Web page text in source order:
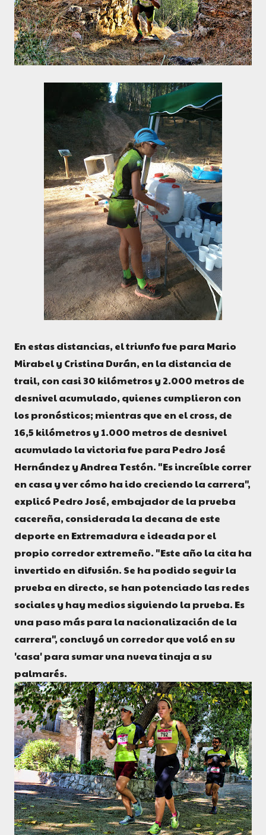
En estas distancias, el triunfo fue para Mario
Mirabel y Cristina Durán, en la distancia de
trail, con casi 30 kilómetros y 2.000 metros de
desnivel acumulado, quienes cumplieron con
los pronósticos; mientras que en el cross, de
16,5 kilómetros y 1.000 metros de desnivel
acumulado la victoria fue para Pedro José
Hernández y Andrea Testón. "Es increíble correr
en casa y ver cómo ha ido creciendo la carrera",
explicó Pedro José, embajador de la prueba
cacereña, considerada la decana de este
deporte en Extremadura e ideada por el
propio corredor extremeño. "Este año la cita ha
invertido en difusión. Se ha podido seguir la
prueba en directo, se han potenciado las redes
sociales y hay medios siguiendo la prueba. Es
una paso más para la nacionalización de la
carrera", concluyó un corredor que voló en su
'casa' para sumar una nueva tinaja a su
palmarés.